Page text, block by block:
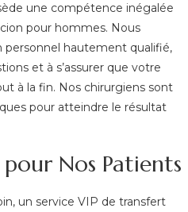
une compétence inégalée
pour hommes. Nous
hautement qualifié,
et à s’assurer que votre
à la fin. Nos chirurgiens sont
pour atteindre le résultat
pour Nos Patients
un service VIP de transfert